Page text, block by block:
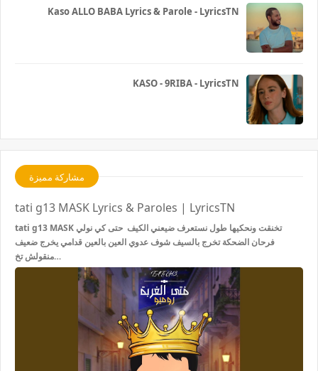
Kaso ALLO BABA Lyrics & Parole - LyricsTN
KASO - 9RIBA - LyricsTN
مشاركة مميزة
tati g13 MASK Lyrics & Paroles | LyricsTN
tati g13 MASK تخنقت ونحكيها طول نستعرف ضيعني الكيف حتى كي نولي
فرحان الضحكة تخرج بالسيف شوف عدوي العين بالعين قدامي يخرج ضعيف
منقولش تخ…